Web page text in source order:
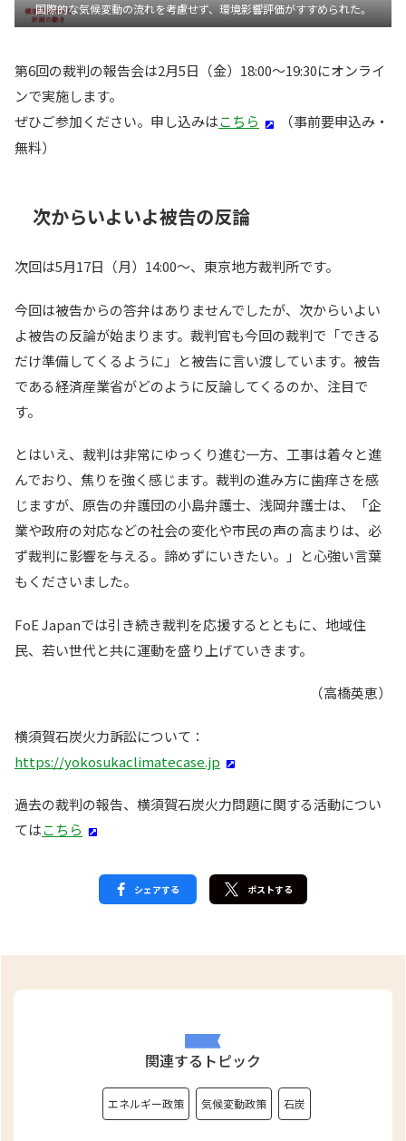
国際的な気候変動の流れを考慮せず、環境影響評価がすすめられた。
第6回の裁判の報告会は2月5日（金）18:00〜19:30にオンライ
ンで実施します。
ぜひご参加ください。申し込みはこちら
（事前要申込み・
無料）
次からいよいよ被告の反論
次回は5月17日（月）14:00〜、東京地方裁判所です。
今回は被告からの答弁はありませんでしたが、次からいよい
よ被告の反論が始まります。裁判官も今回の裁判で「できる
だけ準備してくるように」と被告に言い渡しています。被告
である経済産業省がどのように反論してくるのか、注目で
す。
とはいえ、裁判は非常にゆっくり進む一方、工事は着々と進
んでおり、焦りを強く感じます。裁判の進み方に歯痒さを感
じますが、原告の弁護団の小島弁護士、浅岡弁護士は、「企
業や政府の対応などの社会の変化や市民の声の高まりは、必
ず裁判に影響を与える。諦めずにいきたい。」と心強い言葉
もくださいました。
FoE Japanでは引き続き裁判を応援するとともに、地域住
民、若い世代と共に運動を盛り上げていきます。
（高橋英恵）
横須賀石炭火力訴訟について：
https://yokosukaclimatecase.jp
過去の裁判の報告、横須賀石炭火力問題に関する活動につい
てはこちら
シェアする ポストする
関連するトピック
エネルギー政策 気候変動政策 石炭